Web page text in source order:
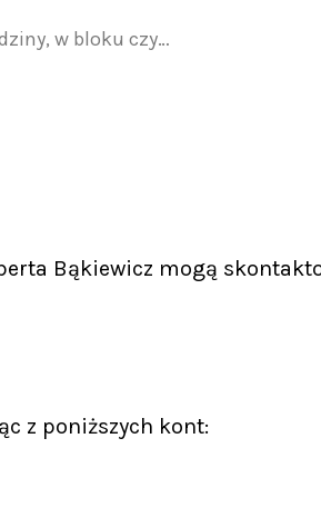
w bloku czy…
Bąkiewicz mogą
z poniższych kont: